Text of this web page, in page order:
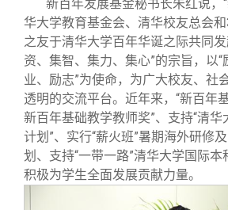
新百年发展基金秘书长朱红说，
华大学教育基金会、清华校友总会
之友于清华大学百年华诞之际共同
资、集智、集力、集心”的宗旨，以
业、励志”为使命，为广大校友、社
透明的交流平台。近年来，“新百年
新百年基础教学教师奖”、支持“清
计划”、实行“薪火班”暑期海外研修
划、支持“一带一路”清华大学国际本
积极为学生全面发展贡献力量。